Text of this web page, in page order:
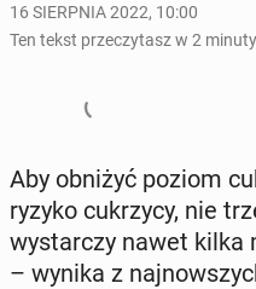
16 SIERPNIA 2022, 10:00
Ten tekst przeczytasz w 2 minuty
Aby obniżyć poziom
ryzyko cu­krzy­cy, nie
wy­star­czy nawet kilka
– wynika z